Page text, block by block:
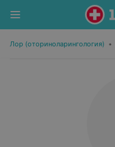
Лор (оториноларингология) •